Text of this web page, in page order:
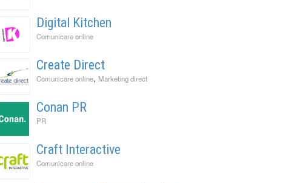
Digital Kitchen
Comunicare online
Create Direct
Comunicare online, Marketing direct
Conan PR
PR
Craft Interactive
Comunicare online